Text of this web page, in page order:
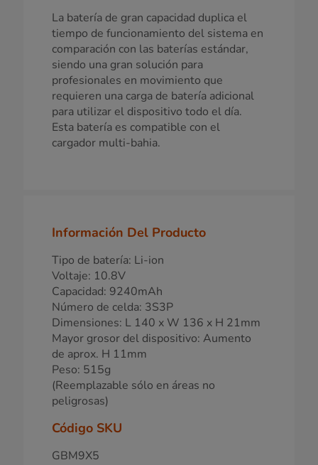
La batería de gran capacidad duplica el
tiempo de funcionamiento del sistema en
comparación con las baterías estándar,
siendo una gran solución para
profesionales en movimiento que
requieren una carga de batería adicional
para utilizar el dispositivo todo el día.
Esta batería es compatible con el
cargador multi-bahia.
Información Del Producto
Tipo de batería: Li-ion
Voltaje: 10.8V
Capacidad: 9240mAh
Número de celda: 3S3P
Dimensiones: L 140 x W 136 x H 21mm
Mayor grosor del dispositivo: Aumento
de aprox. H 11mm
Peso: 515g
(Reemplazable sólo en áreas no
peligrosas)
Código SKU
GBM9X5